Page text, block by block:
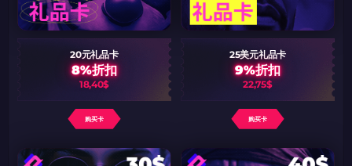
20元礼品卡
8%折扣
18,40$
购买卡
25美元礼品卡
9%折扣
22,75$
购买卡